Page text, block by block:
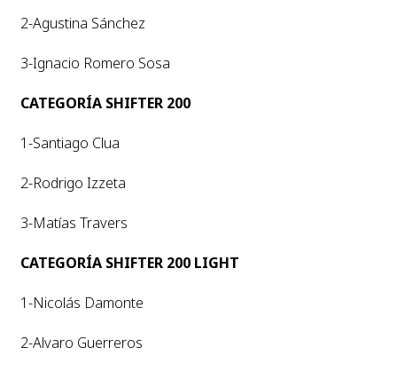
2-Agustina Sánchez
3-Ignacio Romero Sosa
CATEGORÍA SHIFTER 200
1-Santiago Clua
2-Rodrigo Izzeta
3-Matías Travers
CATEGORÍA SHIFTER 200 LIGHT
1-Nicolás Damonte
2-Alvaro Guerreros